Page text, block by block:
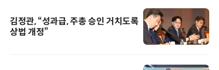
김정관, “성과급, 주총 승인 거치도록
상법 개정”